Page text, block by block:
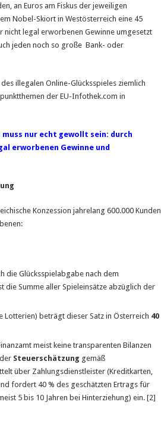
an Euros am Fiskus der jeweiligen
Nobel-Skiort in Westösterreich eine 45
nicht legal erworbenen Gewinne umgesetzt
jeden noch so große Bank- oder
illegalen Online-Glücksspieles ziemlich
der EU-Infothek.com in
nur echt gewollt sein: durch
erworbenen Gewinne und
Konzession jahrelang 600.000 Kunden
die Glücksspielabgabe nach dem
die Summe aller Spieleinsätze abzüglich der
Lotterien) beträgt dieser Satz in Österreich 40
meist keine transparenten Bilanzen
Steuerschätzung gemäß
über Zahlungsdienstleister (Kreditkarten,
fordert 40 % des geschätzten Ertrags für
5 bis 10 Jahren bei Hinterziehung) ein. [2]